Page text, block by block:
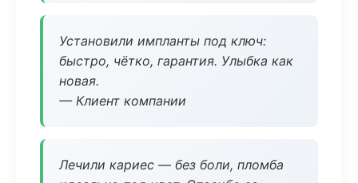
Установили импланты под ключ:
быстро, чётко, гарантия. Улыбка как
новая.
— Клиент компании
Лечили кариес — без боли, пломба